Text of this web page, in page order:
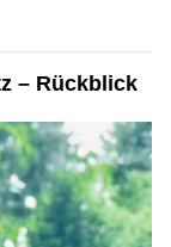
– Rückblick